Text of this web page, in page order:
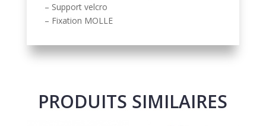
– Support velcro
– Fixation MOLLE
PRODUITS SIMILAIRES